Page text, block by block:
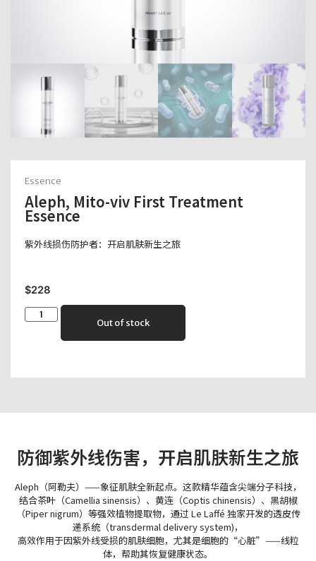
Essence
Aleph, Mito-viv First Treatment
Essence
紫外线损伤防护者：开启肌肤新生之旅
$228
Out of stock
防御紫外线伤害，开启肌肤新生之旅
Aleph（阿勒夫）——象征肌肤全新起点。这款精华蕴含尖端分子科技，
结合茶叶（Camellia sinensis）、黄连（Coptis chinensis）、黑胡椒
（Piper nigrum）等强效植物提取物，通过 Le Laffé 独家开发的透皮传
递系统（transdermal delivery system)，
高效作用于因紫外线受损的肌肤细胞，尤其是细胞的“心脏”——线粒
体，帮助其恢复健康状态。